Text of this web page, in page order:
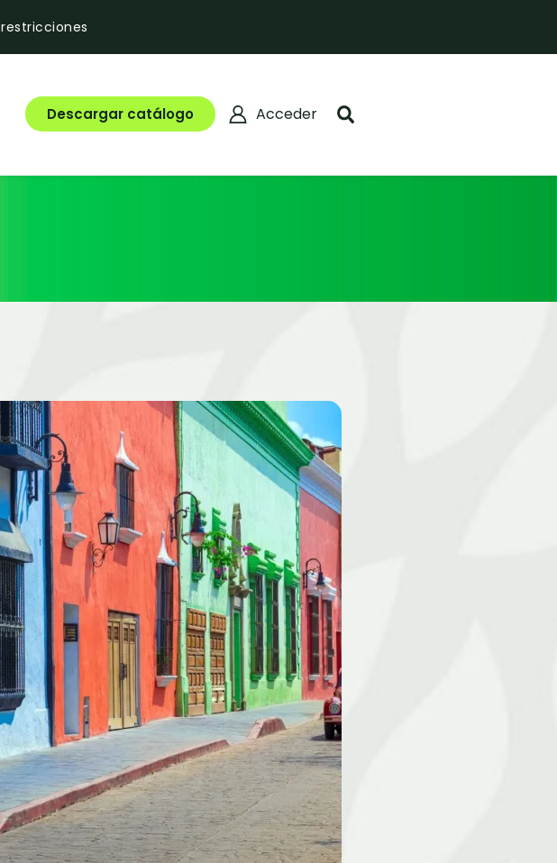
restricciones
Descargar catálogo Acceder